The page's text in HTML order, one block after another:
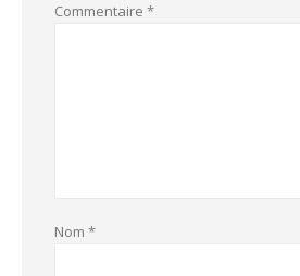
Commentaire *
Nom *